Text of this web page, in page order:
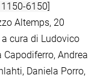
1150-6150]
Altemps, 20
cura di Ludovico
Andrea
Daniela Porro,